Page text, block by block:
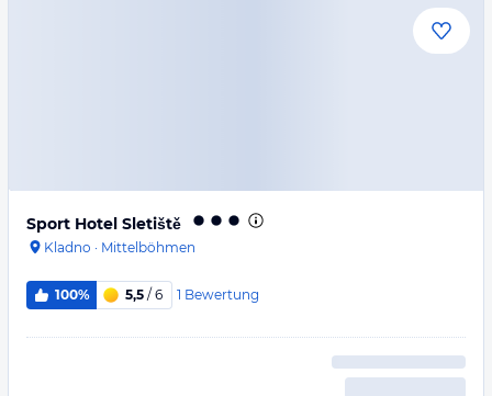
Sport Hotel Sletiště
Kladno · Mittelböhmen
100% 5,5 / 6 1 Bewertung